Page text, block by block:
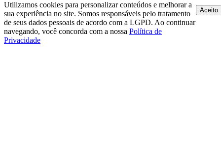
Utilizamos cookies para personalizar conteúdos e melhorar a
sua experiência no site. Somos responsáveis pelo tratamento
de seus dados pessoais de acordo com a LGPD. Ao continuar
navegando, você concorda com a nossa Política de
Privacidade
Aceito